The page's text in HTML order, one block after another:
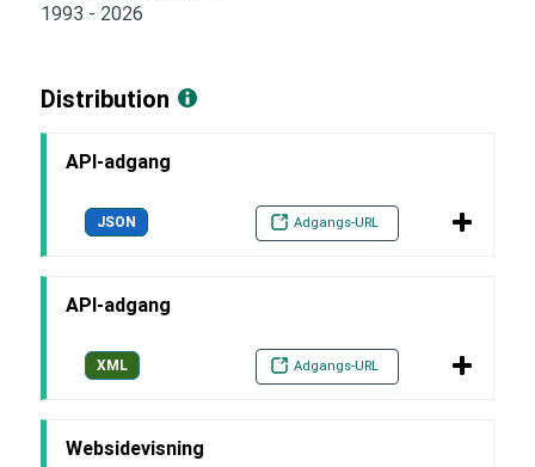
1993 - 2026
Distribution
API-adgang
JSON Adgangs-URL
API-adgang
XML Adgangs-URL
Websidevisning